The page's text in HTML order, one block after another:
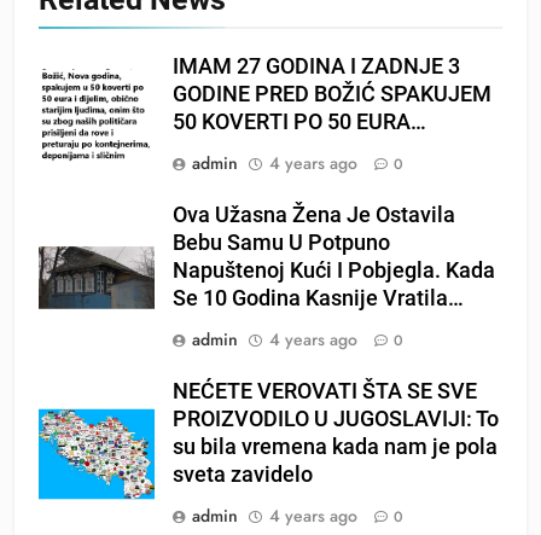
IMAM 27 GODINA I ZADNJE 3
GODINE PRED BOŽIĆ SPAKUJEM
50 KOVERTI PO 50 EURA…
admin
4 years ago 0
Ova Užasna Žena Je Ostavila
Bebu Samu U Potpuno
Napuštenoj Kući I Pobjegla. Kada
Se 10 Godina Kasnije Vratila…
admin
4 years ago 0
NEĆETE VEROVATI ŠTA SE SVE
PROIZVODILO U JUGOSLAVIJI: To
su bila vremena kada nam je pola
sveta zavidelo
admin
4 years ago 0